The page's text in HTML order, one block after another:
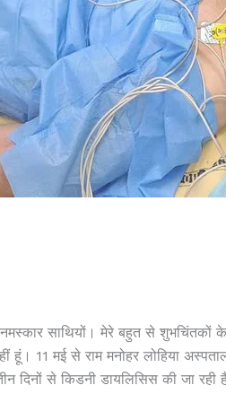
साथियों। मेरे बहुत से शुभचिंतकों
हूं। 11 मई से राम मनोहर लोहिया
दिनों से किडनी डायलिसिस की जा रही